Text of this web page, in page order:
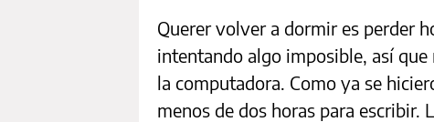
Querer volver a dormir es perder
intentando algo imposible, así
la computadora. Como ya se
menos de dos horas para escribir.